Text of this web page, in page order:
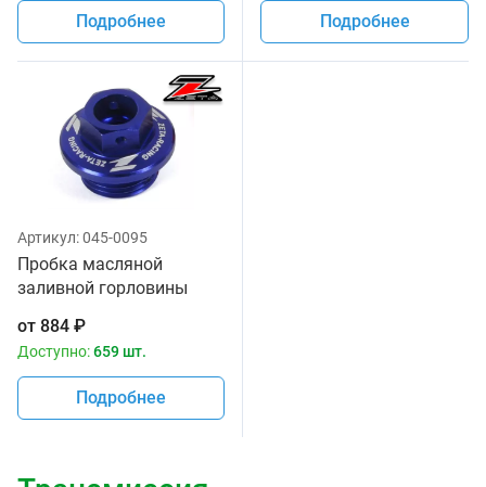
Подробнее Подробнее
Артикул:045-0095
Пробка масляной
заливной горловины
2112
от 884 ₽
Доступно:659 шт.
Подробнее